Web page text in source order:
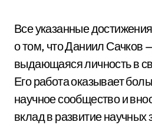
Все указанные
о том, что Даниил Сачков
выдающаяся личность в
Его работа оказывает
научное сообщество и
вклад в развитие научных